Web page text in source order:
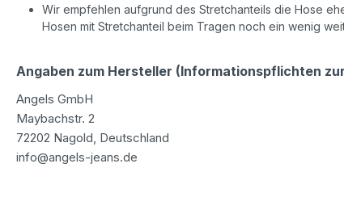
Wir empfehlen aufgrund des Stretchanteils die Hose
Hosen mit Stretchanteil beim Tragen noch ein wenig
Angaben zum Hersteller (Informationspflichten
Angels GmbH
Maybachstr. 2
72202 Nagold, Deutschland
info@angels-jeans.de